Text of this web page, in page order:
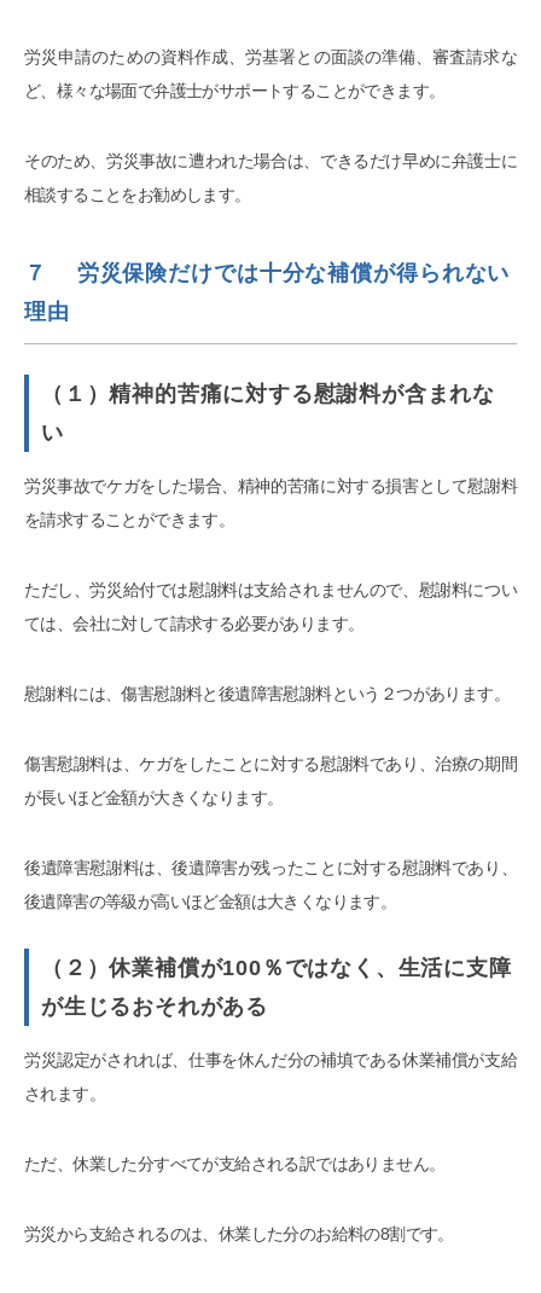
労災申請のための資料作成、労基署との面談の準備、審査請求な
ど、様々な場面で弁護士がサポートすることができます。
そのため、労災事故に遭われた場合は、できるだけ早めに弁護士に
相談することをお勧めします。
７ 労災保険だけでは十分な補償が得られない
理由
（１）精神的苦痛に対する慰謝料が含まれな
い
労災事故でケガをした場合、精神的苦痛に対する損害として慰謝料
を請求することができます。
ただし、労災給付では慰謝料は支給されませんので、慰謝料につい
ては、会社に対して請求する必要があります。
慰謝料には、傷害慰謝料と後遺障害慰謝料という２つがあります。
傷害慰謝料は、ケガをしたことに対する慰謝料であり、治療の期間
が長いほど金額が大きくなります。
後遺障害慰謝料は、後遺障害が残ったことに対する慰謝料であり、
後遺障害の等級が高いほど金額は大きくなります。
（２）休業補償が100％ではなく、生活に支障
が生じるおそれがある
労災認定がされれば、仕事を休んだ分の補填である休業補償が支給
されます。
ただ、休業した分すべてが支給される訳ではありません。
労災から支給されるのは、休業した分のお給料の8割です。